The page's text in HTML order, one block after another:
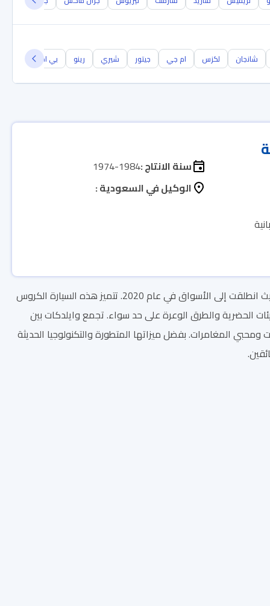
شانجان لكزس ام جي جيتور شيري رينو بي ام دبليو
سنة الانتاج :1974-1984
الوكيل في السعودية :
تُعتبر سيارة دايهاتسو وايلدكات تجسيدًا حقيقيًا للتفوق الياباني في تصميم وتصنيع السيارات، حيث انطلقت إلى الأسواق في عام 2020. تتميز هذه السيارة الكروس
الحضرية والطرق الوعرة على حد سواء. تجمع وايلدكات بين
المغامرات. بفضل ميزاتها المتطورة والتكنولوجيا الحديثة